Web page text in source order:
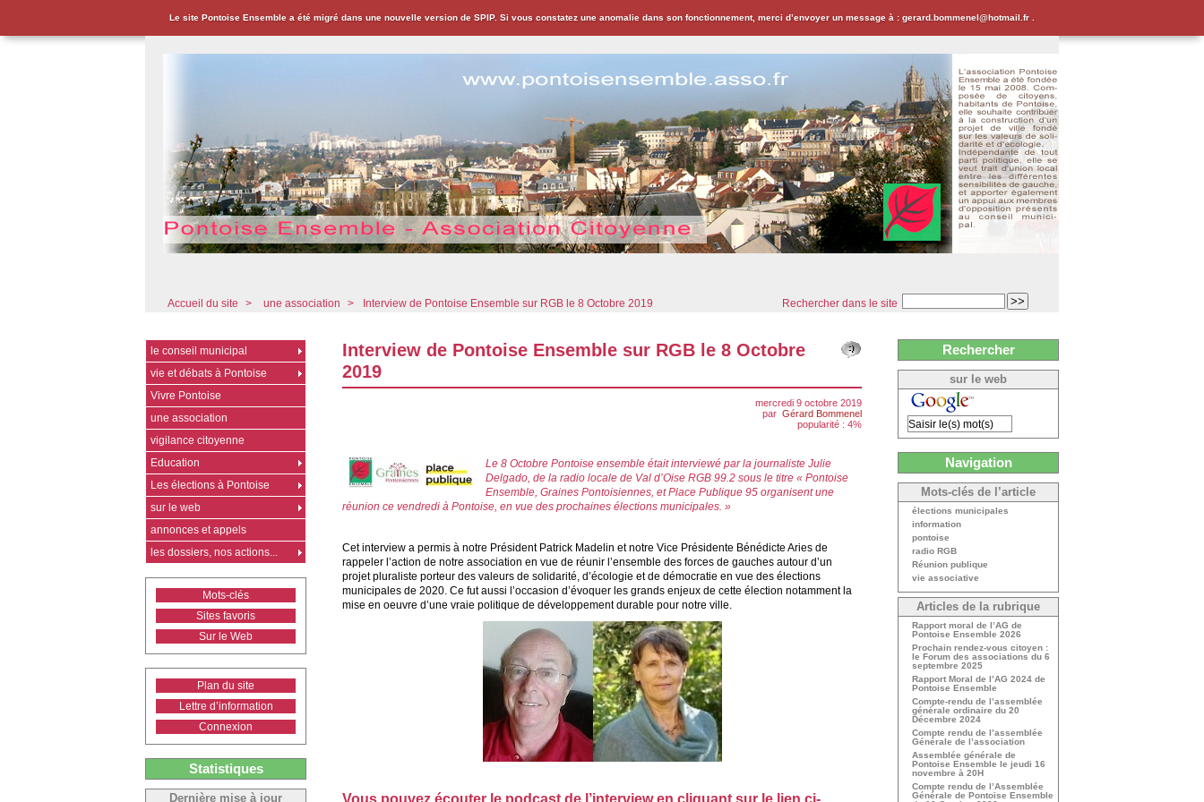
Le site Pontoise Ensemble a été migré dans une nouvelle version de SPIP. Si vous constatez une anomalie dans son fonctionnement, merci d’envoyer un message à : gerard.bommenel@hotmail.fr .
Rechercher dans le site
Accueil du site > une association > Interview de Pontoise Ensemble sur RGB le 8 Octobre 2019
Interview de Pontoise Ensemble sur RGB le 8 Octobre
2019
mercredi 9 octobre 2019
par Gérard Bommenel
popularité : 4%
Le 8 Octobre Pontoise ensemble était interviewé par la journaliste Julie
Delgado, de la radio locale de Val d’Oise RGB 99.2 sous le titre « Pontoise
Ensemble, Graines Pontoisiennes, et Place Publique 95 organisent une
réunion ce vendredi à Pontoise, en vue des prochaines élections municipales. »
Cet interview a permis à notre Président Patrick Madelin et notre Vice Présidente Bénédicte Aries de
rappeler l’action de notre association en vue de réunir l’ensemble des forces de gauches autour d’un
projet pluraliste porteur des valeurs de solidarité, d’écologie et de démocratie en vue des élections
municipales de 2020. Ce fut aussi l’occasion d’évoquer les grands enjeux de cette élection notamment la
mise en oeuvre d’une vraie politique de développement durable pour notre ville.
le conseil municipal
vie et débats à Pontoise
Vivre Pontoise
une association
vigilance citoyenne
Education
Les élections à Pontoise
sur le web
annonces et appels
les dossiers, nos actions...
Mots-clés
Sites favoris
Sur le Web
Plan du site
Lettre d’information
Connexion
Statistiques
Dernière mise à jour
Rechercher
sur le web
Navigation
Mots-clés de l’article
élections municipales
information
pontoise
radio RGB
Réunion publique
vie associative
Articles de la rubrique
Rapport moral de l’AG de
Pontoise Ensemble 2026
Prochain rendez-vous citoyen :
le Forum des associations du 6
septembre 2025
Rapport Moral de l’AG 2024 de
Pontoise Ensemble
Compte-rendu de l’assemblée
générale ordinaire du 20
Décembre 2024
Compte rendu de l’assemblée
Générale de l’association
Assemblée générale de
Pontoise Ensemble le jeudi 16
novembre à 20H
Compte rendu de l’Assemblée
Générale de Pontoise Ensemble